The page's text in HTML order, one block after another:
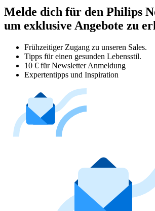
Melde dich für den Philips
um exklusive Angebote zu
Frühzeitiger Zugang zu unseren Sales.
Tipps für einen gesunden Lebensstil.
10 € für Newsletter Anmeldung
Expertentipps und Inspiration